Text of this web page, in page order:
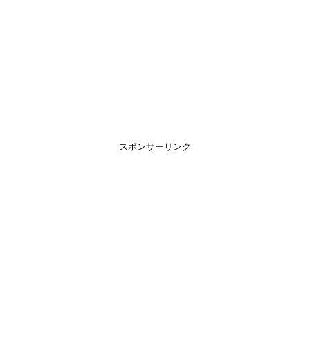
スポンサーリンク